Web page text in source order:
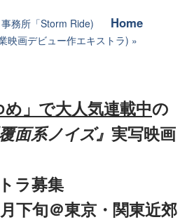
務所「Storm Ride) Home
映画デビュー作エキストラ)
め」で大人気連載中の
覆面系ノイズ』 実写映画
ラ募集
下旬＠東京・関東近郊